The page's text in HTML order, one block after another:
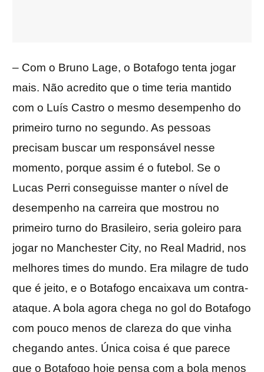
– Com o Bruno Lage, o Botafogo tenta jogar
mais. Não acredito que o time teria mantido
com o Luís Castro o mesmo desempenho do
primeiro turno no segundo. As pessoas
precisam buscar um responsável nesse
momento, porque assim é o futebol. Se o
Lucas Perri conseguisse manter o nível de
desempenho na carreira que mostrou no
primeiro turno do Brasileiro, seria goleiro para
jogar no Manchester City, no Real Madrid, nos
melhores times do mundo. Era milagre de tudo
que é jeito, e o Botafogo encaixava um contra-
ataque. A bola agora chega no gol do Botafogo
com pouco menos de clareza do que vinha
chegando antes. Única coisa é que parece
que o Botafogo hoje pensa com a bola menos